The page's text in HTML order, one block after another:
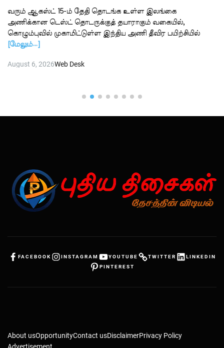
வரும் ஆகஸ்ட் 15-ம் தேதி தொடங்க உள்ள இலங்கை
அணிக்கான டெஸ்ட் தொடருக்குத் தயாராகும் வகையில்,
கொழும்புவில் முகாமிட்டுள்ள இந்திய அணி தீவிர பயிற்சியில்
[மேலும்…]
August 6, 2026Web Desk
FACEBOOK INSTAGRAM YOUTUBE TWITTER
LINKEDIN
PINTEREST
About usOpportunityContact usDisclaimerPrivacy Policy